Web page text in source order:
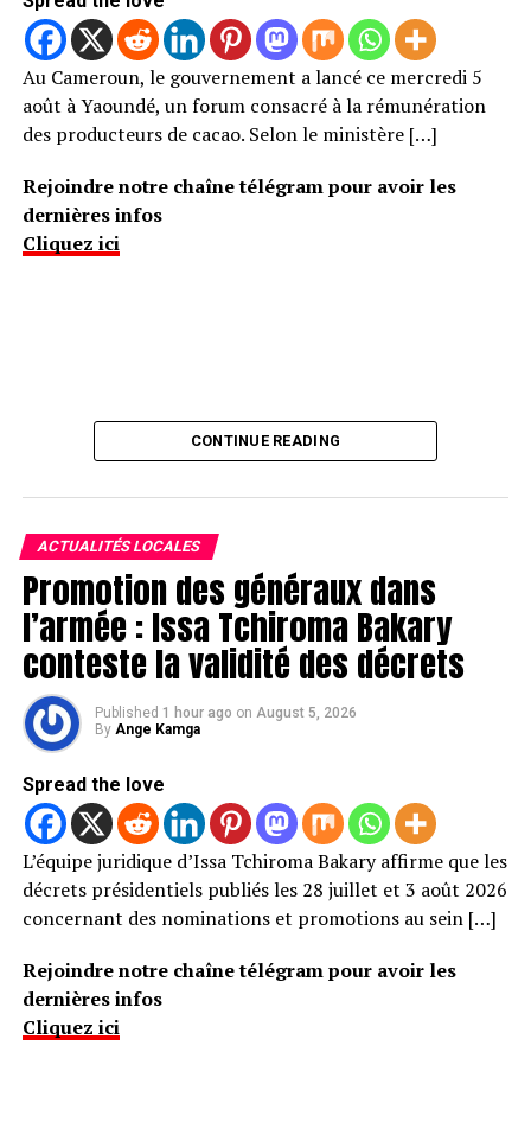
Au Cameroun, le gouvernement a lancé ce mercredi 5
août à Yaoundé, un forum consacré à la rémunération
des producteurs de cacao. Selon le ministère […]
Rejoindre notre chaîne télégram pour avoir les
dernières infos
Cliquez ici
CONTINUE READING
ACTUALITÉS LOCALES
Promotion des généraux dans
l’armée : Issa Tchiroma Bakary
conteste la validité des décrets
Published 1 hour ago on August 5, 2026
By Ange Kamga
Spread the love
L’équipe juridique d’Issa Tchiroma Bakary affirme que les
décrets présidentiels publiés les 28 juillet et 3 août 2026
concernant des nominations et promotions au sein […]
Rejoindre notre chaîne télégram pour avoir les
dernières infos
Cliquez ici